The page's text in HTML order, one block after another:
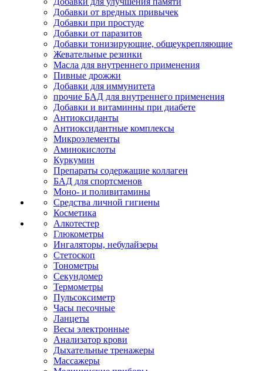
Добавки от вредных привычек
Добавки при простуде
Добавки от паразитов
Добавки тонизирующие, общеукрепляющие
Жевательные резинки
Масла для внутреннего применения
Пивные дрожжи
Добавки для иммунитета
прочие БАД для внутреннего применения
Добавки и витаминны при диабете
Антиоксиданты
Антиоксидантные комплексы
Микроэлементы
Аминокислоты
Куркумин
Препараты содержащие коллаген
БАД для спортсменов
Моно- и поливитамины
Средства личной гигиены
Косметика
Алкотестер
Глюкометры
Ингаляторы, небулайзеры
Стетоскоп
Тонометры
Секундомер
Термометры
Пульсоксиметр
Часы песочные
Ланцеты
Весы электронные
Анализатор крови
Дыхательные тренажеры
Массажеры